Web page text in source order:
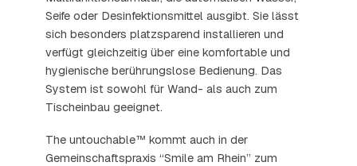
Seife oder Desinfektionsmittel ausgibt. Sie lässt
sich besonders platzsparend installieren und
verfügt gleichzeitig über eine komfortable und
hygienische berührungslose Bedienung. Das
System ist sowohl für Wand- als auch zum
Tischeinbau geeignet.
The untouchable™ kommt auch in der
Gemeinschaftspraxis “Smile am Rhein” zum